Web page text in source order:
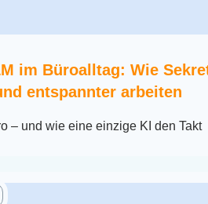
im Büroalltag: Wie
entspannter arbeiten
– und wie eine einzige KI den Takt